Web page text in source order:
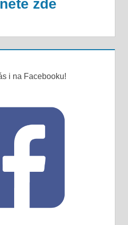
zde
i na Facebooku!